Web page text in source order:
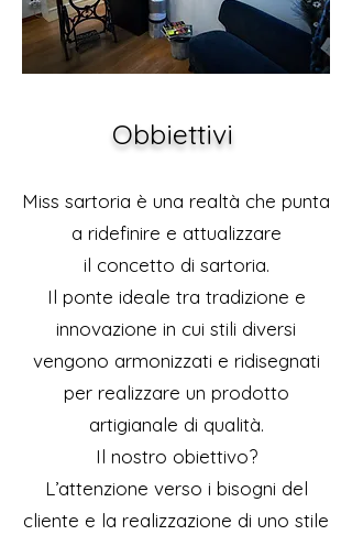
Obbiettivi
Miss sartoria è una realtà che punta
a ridefinire e attualizzare
il concetto di sartoria.
Il ponte ideale tra tradizione e
innovazione in cui stili diversi
vengono armonizzati e ridisegnati
per realizzare un prodotto
artigianale di qualità.
Il nostro obiettivo?
L’attenzione verso i bisogni del
cliente e la realizzazione di uno stile